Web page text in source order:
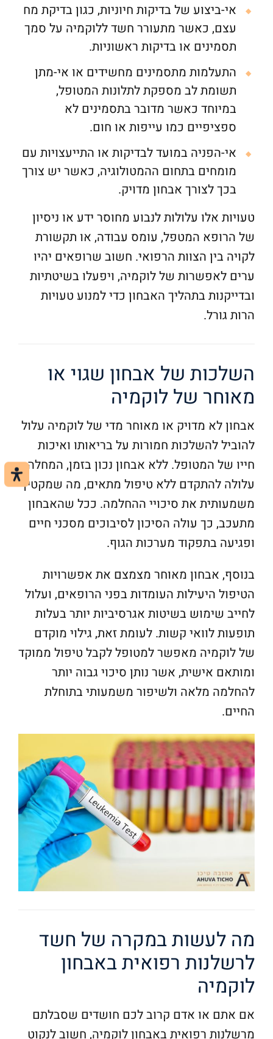
אי-ביצוע של בדיקות חיוניות, כגון בדיקת מח
עצם, כאשר מתעורר חשד ללוקמיה על סמך
תסמינים או בדיקות ראשוניות.
התעלמות מתסמינים מחשידים או אי-מתן
תשומת לב מספקת לתלונות המטופל,
במיוחד כאשר מדובר בתסמינים לא
ספציפיים כמו עייפות או חום.
אי-הפניה במועד לבדיקות או התייעצויות עם
מומחים בתחום ההמטולוגיה, כאשר יש צורך
בכך לצורך אבחון מדויק.
טעויות אלו עלולות לנבוע מחוסר ידע או ניסיון
של הרופא המטפל, עומס עבודה, או תקשורת
לקויה בין הצוות הרפואי. חשוב שרופאים יהיו
ערים לאפשרות של לוקמיה, ויפעלו בשיטתיות
ובדייקנות בתהליך האבחון כדי למנוע טעויות
הרות גורל.
השלכות של אבחון שגוי או
מאוחר של לוקמיה
אבחון לא מדויק או מאוחר מדי של לוקמיה עלול
להוביל להשלכות חמורות על בריאותו ואיכות
חייו של המטופל. ללא אבחון נכון בזמן, המחלה
עלולה להתקדם ללא טיפול מתאים, מה שמקטין
משמעותית את סיכויי ההחלמה. ככל שהאבחון
מתעכב, כך עולה הסיכון לסיבוכים מסכני חיים
ופגיעה בתפקוד מערכות הגוף.
בנוסף, אבחון מאוחר מצמצם את אפשרויות
הטיפול היעילות העומדות בפני הרופאים, ועלול
לחייב שימוש בשיטות אגרסיביות יותר בעלות
תופעות לוואי קשות. לעומת זאת, גילוי מוקדם
של לוקמיה מאפשר למטופל לקבל טיפול ממוקד
ומותאם אישית, אשר נותן סיכוי גבוה יותר
להחלמה מלאה ולשיפור משמעותי בתוחלת
החיים.
מה לעשות במקרה של חשד
לרשלנות רפואית באבחון
לוקמיה
אם אתם או אדם קרוב לכם חושדים שסבלתם
מרשלנות רפואית באבחון לוקמיה, חשוב לנקוט